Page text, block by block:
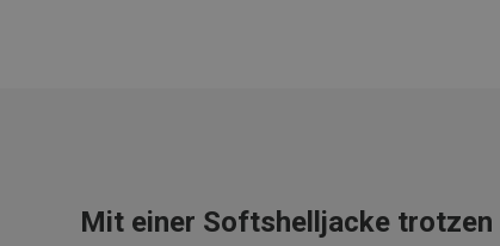
Mit einer Softshelljacke trotzen